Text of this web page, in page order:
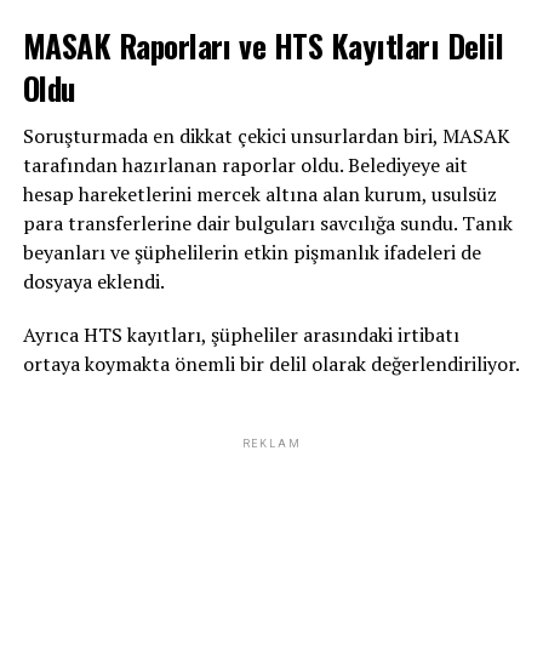
MASAK Raporları ve HTS Kayıtları Delil
Oldu
Soruşturmada en dikkat çekici unsurlardan biri, MASAK
tarafından hazırlanan raporlar oldu. Belediyeye ait
hesap hareketlerini mercek altına alan kurum, usulsüz
para transferlerine dair bulguları savcılığa sundu. Tanık
beyanları ve şüphelilerin etkin pişmanlık ifadeleri de
dosyaya eklendi.
Ayrıca HTS kayıtları, şüpheliler arasındaki irtibatı
ortaya koymakta önemli bir delil olarak değerlendiriliyor.
REKLAM